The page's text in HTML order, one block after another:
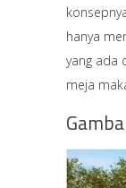
hanya
yang ada
meja